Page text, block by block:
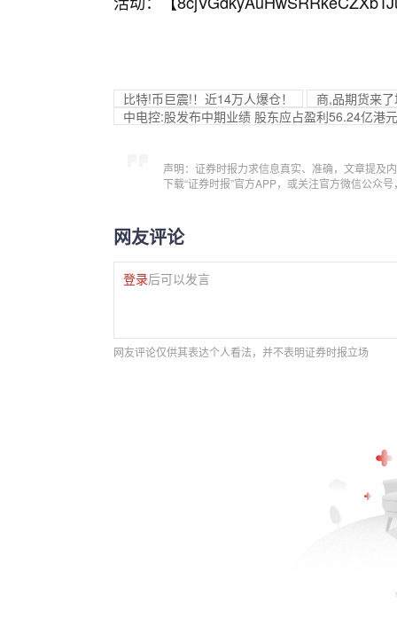
比特!币巨震!！近14万人爆仓！
商,品期货来
中电控:股发布中期业绩 股东应占盈利56.24亿港
声明：证券时报力求信息真实、准确，文章提及
下载“证券时报”官方APP，或关注官方微信公众
网友评论
登录后可以发言
网友评论仅供其表达个人看法，并不表明证券时报立场